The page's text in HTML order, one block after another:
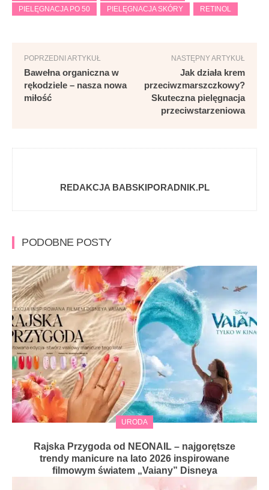
PIELĘGNACJA PO 50
PIELĘGNACJA SKÓRY RETINOL
POPRZEDNI ARTYKUŁ
Bawełna organiczna w
rękodziele – nasza nowa
miłość
NASTĘPNY ARTYKUŁ
Jak działa krem
przeciwzmarszczkowy?
Skuteczna pielęgnacja
przeciwstarzeniowa
REDAKCJA BABSKIPORADNIK.PL
PODOBNE POSTY
URODA
Rajska Przygoda od NEONAIL – najgorętsze
trendy manicure na lato 2026 inspirowane
filmowym światem „Vaiany” Disneya